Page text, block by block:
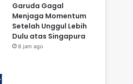
Garuda Gagal
Menjaga Momentum
Setelah Unggul Lebih
Dulu atas Singapura
8 jam ago